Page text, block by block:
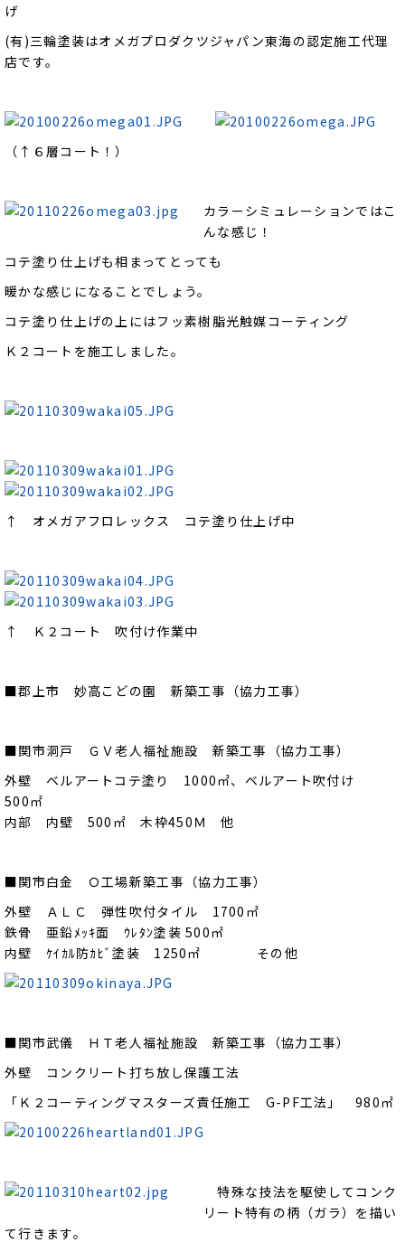
げ
(有)三輪塗装はオメガプロダクツジャパン東海の認定施工代理
店です。
（↑６層コート！）
カラーシミュレーションではこ
んな感じ！
コテ塗り仕上げも相まってとっても
暖かな感じになることでしょう。
コテ塗り仕上げの上にはフッ素樹脂光触媒コーティング
Ｋ２コートを施工しました。
↑ オメガアフロレックス コテ塗り仕上げ中
↑ Ｋ２コート 吹付け作業中
■郡上市 妙高こどの園 新築工事（協力工事）
■関市洞戸 ＧＶ老人福祉施設 新築工事（協力工事）
外壁 ベルアートコテ塗り 1000㎡、ベルアート吹付け
500㎡
内部 内壁 500㎡ 木枠450Ｍ 他
■関市白金 Ｏ工場新築工事（協力工事）
外壁 ＡＬＣ 弾性吹付タイル 1700㎡
鉄骨 亜鉛ﾒｯｷ面 ｳﾚﾀﾝ塗装 500㎡
内壁 ｹｲｶﾙ防ｶﾋﾞ塗装 1250㎡ その他
■関市武儀 ＨＴ老人福祉施設 新築工事（協力工事）
外壁 コンクリート打ち放し保護工法
「Ｋ２コーティングマスターズ責任施工 G-PF工法」 980㎡
特殊な技法を駆使してコンク
リート特有の柄（ガラ）を描い
て行きます。